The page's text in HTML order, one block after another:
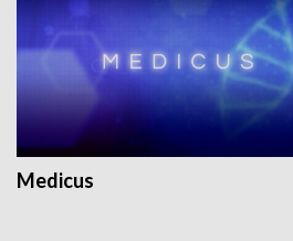
Medicus